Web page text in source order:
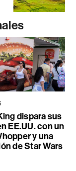
dispara sus
EE.UU. con un
y una
de Star Wars